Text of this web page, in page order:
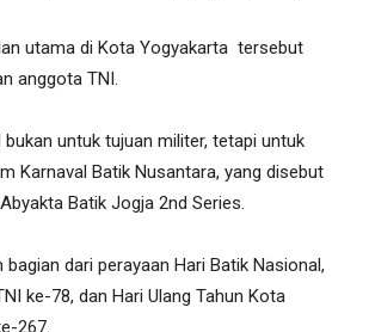
utama di Kota Yogyakarta tersebut
anggota TNI.
bukan untuk tujuan militer, tetapi untuk
Karnaval Batik Nusantara, yang disebut
Batik Jogja 2nd Series.
bagian dari perayaan Hari Batik Nasional,
ke-78, dan Hari Ulang Tahun Kota